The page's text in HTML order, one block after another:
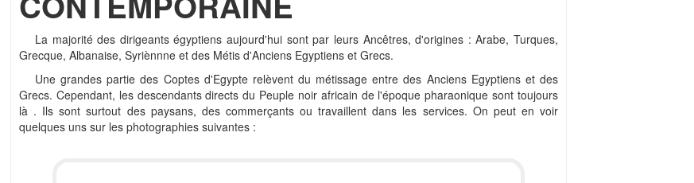
La majorité des dirigeants égyptiens aujourd'hui sont par leurs Ancêtres, d'origines : Arabe, Turques,
Grecque, Albanaise, Syriènnne et des Métis d'Anciens Egyptiens et Grecs.
Une grandes partie des Coptes d'Egypte relèvent du métissage entre des Anciens Egyptiens et des
Grecs. Cependant, les descendants directs du Peuple noir africain de l'époque pharaonique sont toujours
là . Ils sont surtout des paysans, des commerçants ou travaillent dans les services. On peut en voir
quelques uns sur les photographies suivantes :